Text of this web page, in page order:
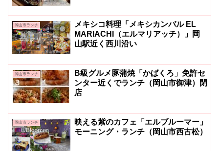
岡山市ランチ
メキシコ料理「メキシカンバル EL
MARIACHI（エルマリアッチ）」岡
山駅近く西川沿い
岡山市ランチ
B級グルメ豚蒲焼「かばくろ」免許セ
ンター近くでランチ（岡山市御津）閉
店
岡山市ランチ
映える紫のカフェ「エルブルーマー」
モーニング・ランチ（岡山市西古松）